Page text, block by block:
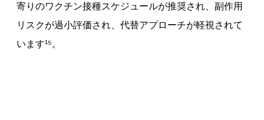
寄りのワクチン接種スケジュールが推奨され、副作用
リスクが過小評価され、代替アプローチが軽視されて
います¹⁵。